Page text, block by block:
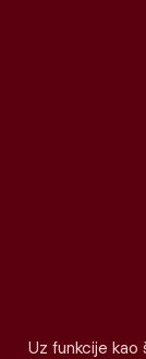
Uz funkcije kao